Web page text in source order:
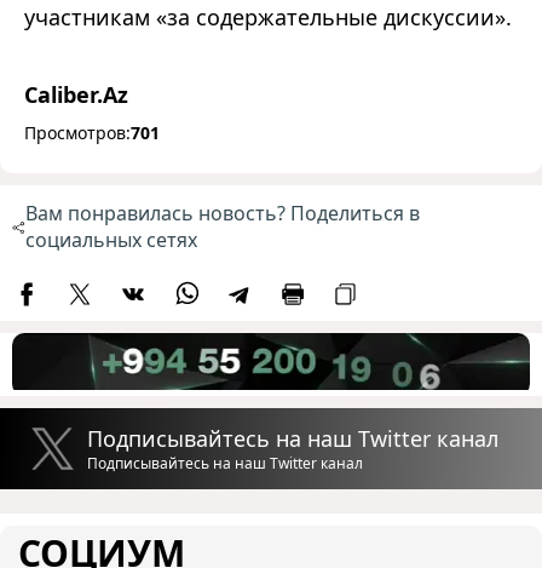
участникам «за содержательные дискуссии».
Caliber.Az
Просмотров:701
Вам понравилась новость? Поделиться в
социальных сетях
Подписывайтесь на наш Twitter канал
Подписывайтесь на наш Twitter канал
СОЦИУМ